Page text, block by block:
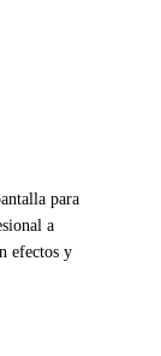
para
a
efectos y